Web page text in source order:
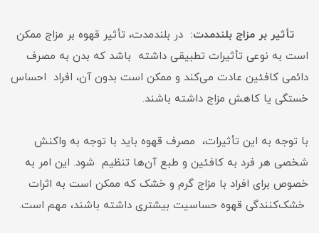
تأثیر بر مزاج بلندمدت: در بلندمدت، تأثیر قهوه بر مزاج ممکن
است به نوعی تأثیرات تطبیقی داشته باشد که بدن به مصرف
دائمی کافئین عادت می‌کند و ممکن است بدون آن، افراد احساس
خستگی یا کاهش مزاج داشته باشند.
با توجه به این تأثیرات، مصرف قهوه باید با توجه به واکنش
شخصی هر فرد به کافئین و طبع آن‌ها تنظیم شود. این امر به
خصوص برای افراد با مزاج گرم و خشک که ممکن است به اثرات
خشک‌کنندگی قهوه حساسیت بیشتری داشته باشند، مهم است.